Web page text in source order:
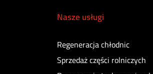
Nasze usługi
Regeneracja chłodnic
Sprzedaż części rolniczych